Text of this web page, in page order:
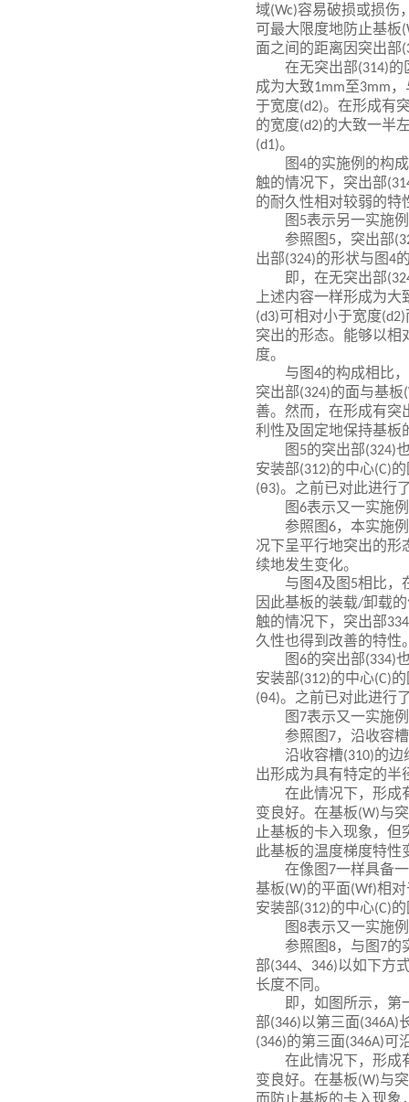
域(Wc)容易破损或损伤
可最大限度地防止基板
面之间的距离因突出部
在无突出部(314)的
成为大致1mm至3mm
于宽度(d2)。在形成有
的宽度(d2)的大致一半
(d1)。
图4的实施例的构
触的情况下，突出部
的耐久性相对较弱的特
图 5表示另一实施
参照图 5 ，突出部
出部(324)的形状与图4
即，在无突出部
上述内容一样形成为大
(d3)可相对小于宽度(d2)
突出的形态。能够以相
度。
与图4的构成相比
突出部(324)的面与基板
善。然而，在形成有突
利性及固定地保持基板
图 5的突出部(324)
安装部(312)的中心(C)
(θ3)。之前已对此进行
图6表示又一实施
参照图6，本实施
况下呈平行地突出的形
续地发生变化。
与图4及图 5相比，
因此基板的装载/卸载
触的情况下，突出部
久性也得到改善的特性
图6的突出部(334)
安装部(312)的中心(C)
(θ4)。之前已对此进行
图 7表示又一实施
参照图 7，沿收容槽
沿收容槽(310)的边
出形成为具有特定的半
在此情况下，形成
变良好。在基板(W)与
止基板的卡入现象，
此基板的温度梯度特性
在像图 7一样具备
基板(W)的平面(Wf)相
安装部(312)的中心(C)
图8表示又一实施
参照图8，与图 7的
部(344、 346)以如下方
长度不同。
即，如图所示，第
部(346)以第三面(346A)
(346)的第三面(346A)可
在此情况下，形成
变良好。在基板(W)与
而防止基板的卡入现象